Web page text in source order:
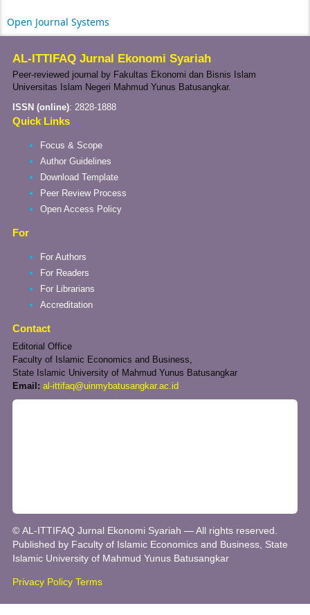
Open Journal Systems
AL-ITTIFAQ Jurnal Ekonomi Syariah
Peer-reviewed journal by Fakultas Ekonomi dan Bisnis Islam
Universitas Islam Negeri Mahmud Yunus Batusangkar.
ISSN (online): 2828-1888
Quick Links
Focus & Scope
Author Guidelines
Download Template
Peer Review Process
Open Access Policy
For
For Authors
For Readers
For Librarians
Accreditation
Contact
Editorial Office
Faculty of Islamic Economics and Business,
State Islamic University of Mahmud Yunus Batusangkar
Email: al-ittifaq@uinmybatusangkar.ac.id
© AL-ITTIFAQ Jurnal Ekonomi Syariah — All rights reserved.
Published by Faculty of Islamic Economics and Business, State
Islamic University of Mahmud Yunus Batusangkar
Privacy Policy Terms